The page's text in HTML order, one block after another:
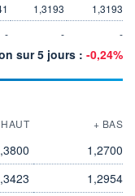
1,3193
1,3193
- - -
sur 5 jours : -0,24%
+ BAS
1,2700
1,2954